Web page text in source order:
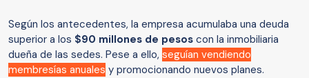
Según los antecedentes, la empresa acumulaba una deuda
superior a los $90 millones de pesos con la inmobiliaria
dueña de las sedes. Pese a ello, seguían vendiendo
membresías anuales y promocionando nuevos planes.